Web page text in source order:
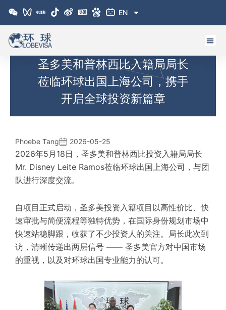
EN
圣多美和普林西比入籍局局长
莅临环球出国上海公司，携手
开启全球投资新篇章
Phoebe Tang 2026-05-25
2026年5月18日，圣多美和普林西比投资入籍局局长
Mr. Disney Leite Ramos莅临环球出国上海公司，与团
队进行深度交流。
自项目正式启动，圣多美投资入籍项目以高性价比、快
速审批与简便流程等独特优势 ，在国际身份规划市场中
快速站稳脚跟，收获了不少投资人的关注。局长此次到
访，清晰传递出两层信号 —— 圣多美官方对中国市场
的重视，以及对环球出国专业能力的认可。